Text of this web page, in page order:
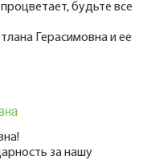
будьте все
Герасимовна и ее
за нашу